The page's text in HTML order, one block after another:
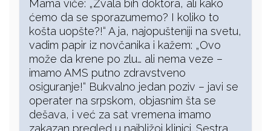
Mama viče: „Zvala bih doktora, ali kako
ćemo da se sporazumemo? I koliko to
košta uopšte?!“ A ja, najopušteniji na svetu,
vadim papir iz novčanika i kažem: „Ovo
može da krene po zlu… ali nema veze –
imamo AMS putno zdravstveno
osiguranje!“ Bukvalno jedan poziv – javi se
operater na srpskom, objasnim šta se
dešava, i već za sat vremena imamo